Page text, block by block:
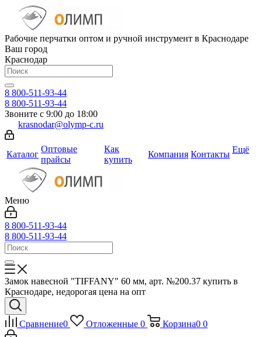
Рабочие перчатки оптом и ручной инструмент в Краснодаре
Ваш город
Краснодар
8 800-511-93-44
8 800-511-93-44
Звоните с 9:00 до 18:00
krasnodar@olymp-c.ru
Каталог
Оптовые
прайсы
Как
купить
Компания Контакты Ещё
Меню
8 800-511-93-44
8 800-511-93-44
Замок навесной "TIFFANY" 60 мм, арт. №200.37 купить в
Краснодаре, недорогая цена на опт
Сравнение0 Отложенные 0 Корзина0 0